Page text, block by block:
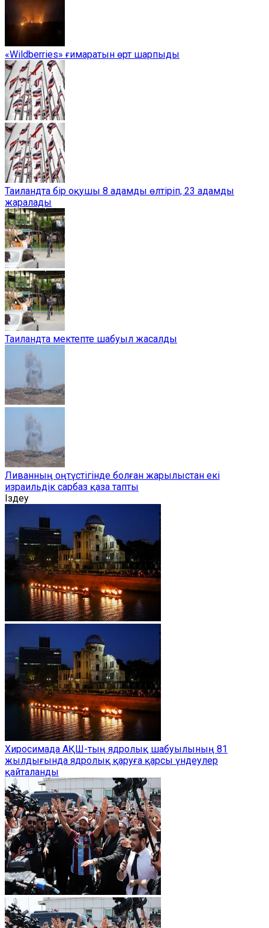
«Wildberries» ғимаратын өрт шарпыды
Таиландта бір оқушы 8 адамды өлтіріп, 23 адамды
жаралады
Таиландта мектепте шабуыл жасалды
Ливанның оңтүстігінде болған жарылыстан екі
израильдік сарбаз қаза тапты
Іздеу
Хиросимада АҚШ-тың ядролық шабуылының 81
жылдығында ядролық қаруға қарсы үндеулер
қайталанды